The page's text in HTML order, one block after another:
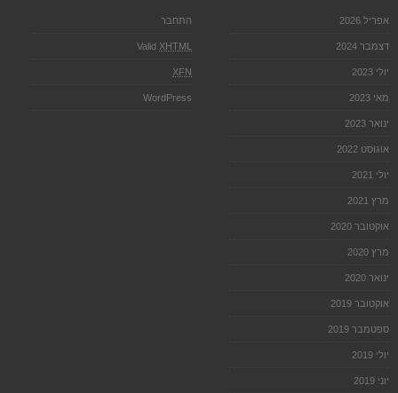
אפריל 2026
דצמבר 2024
יולי 2023
מאי 2023
ינואר 2023
אוגוסט 2022
יולי 2021
מרץ 2021
אוקטובר 2020
מרץ 2020
ינואר 2020
אוקטובר 2019
ספטמבר 2019
יולי 2019
יוני 2019
התחבר
Valid XHTML
XFN
WordPress